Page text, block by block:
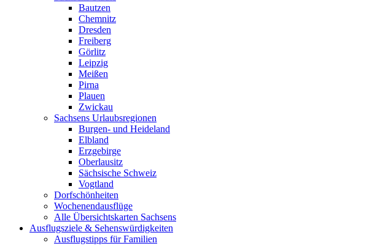
Bautzen
Chemnitz
Dresden
Freiberg
Görlitz
Leipzig
Meißen
Pirna
Plauen
Zwickau
Sachsens Urlaubsregionen
Burgen- und Heideland
Elbland
Erzgebirge
Oberlausitz
Sächsische Schweiz
Vogtland
Dorfschönheiten
Wochenendausflüge
Alle Übersichtskarten Sachsens
Ausflugsziele & Sehenswürdigkeiten
Ausflugstipps für Familien